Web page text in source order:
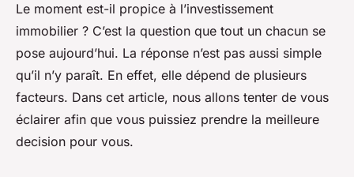
Le moment est-il propice à l’investissement
immobilier ? C’est la question que tout un chacun se
pose aujourd’hui. La réponse n’est pas aussi simple
qu’il n’y paraît. En effet, elle dépend de plusieurs
facteurs. Dans cet article, nous allons tenter de vous
éclairer afin que vous puissiez prendre la meilleure
decision pour vous.